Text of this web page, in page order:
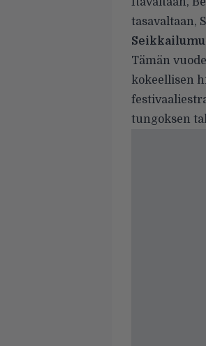
tasavaltaan,
Tämän
kokeellisen
tungoksen